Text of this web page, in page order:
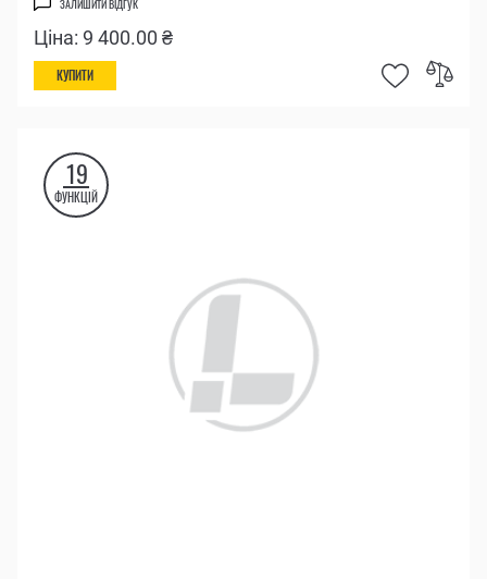
ЗАЛИШИТИ ВІДГУК
Ціна: 9 400.00 ₴
КУПИТИ
19
ФУНКЦІЙ